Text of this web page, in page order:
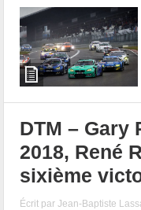
DTM – Gary
2018, René
sixième
Écrit parJean-Baptiste